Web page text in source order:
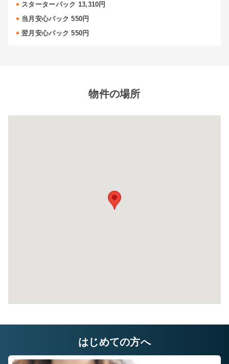
自宅に収納しきれないレジャー用品や季節もの
スターターパック 13,310円
当月安心パック 550円
翌月安心パック 550円
物件の場所
はじめての方へ